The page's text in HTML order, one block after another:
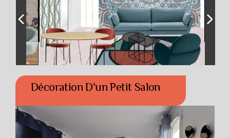
Décoration D’un Petit Salon